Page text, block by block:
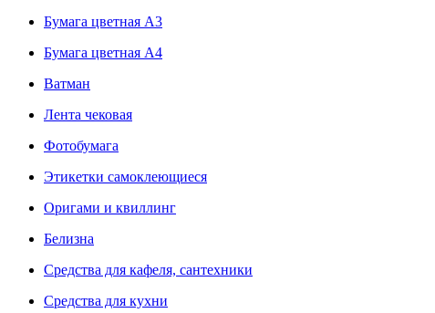
Бумага цветная А3
Бумага цветная А4
Ватман
Лента чековая
Фотобумага
Этикетки самоклеющиеся
Оригами и квиллинг
Белизна
Средства для кафеля, сантехники
Средства для кухни